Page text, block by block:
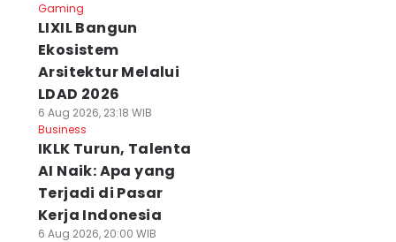
Gaming
LIXIL Bangun
Ekosistem
Arsitektur Melalui
LDAD 2026
6 Aug 2026, 23:18 WIB
Business
IKLK Turun, Talenta
AI Naik: Apa yang
Terjadi di Pasar
Kerja Indonesia
6 Aug 2026, 20:00 WIB